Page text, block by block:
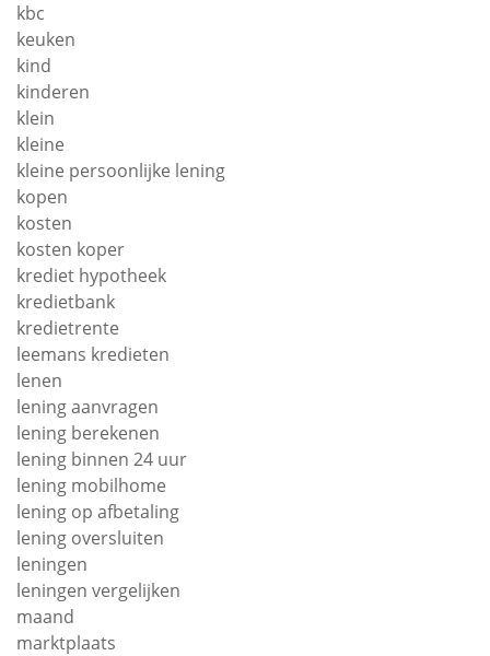
kbc
keuken
kind
kinderen
klein
kleine
kleine persoonlijke lening
kopen
kosten
kosten koper
krediet hypotheek
kredietbank
kredietrente
leemans kredieten
lenen
lening aanvragen
lening berekenen
lening binnen 24 uur
lening mobilhome
lening op afbetaling
lening oversluiten
leningen
leningen vergelijken
maand
marktplaats